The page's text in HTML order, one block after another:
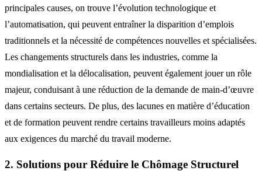
principales causes, on trouve l’évolution technologique et
l’automatisation, qui peuvent entraîner la disparition d’emplois
traditionnels et la nécessité de compétences nouvelles et spécialisées.
Les changements structurels dans les industries, comme la
mondialisation et la délocalisation, peuvent également jouer un rôle
majeur, conduisant à une réduction de la demande de main-d’œuvre
dans certains secteurs. De plus, des lacunes en matière d’éducation
et de formation peuvent rendre certains travailleurs moins adaptés
aux exigences du marché du travail moderne.
2. Solutions pour Réduire le Chômage Structurel